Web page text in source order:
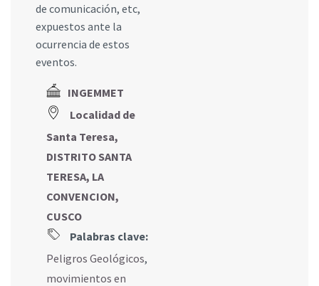
de comunicación, etc,
expuestos ante la
ocurrencia de estos
eventos.
INGEMMET
Localidad de
Santa Teresa,
DISTRITO SANTA
TERESA, LA
CONVENCION,
CUSCO
Palabras clave:
Peligros Geológicos,
movimientos en